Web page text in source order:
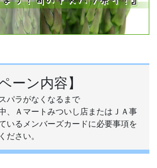
ーン内容】
パラがなくなるまで
、Ａマートみついし店またはＪＡ事
いるメンバーズカードに必要事項を
ださい。